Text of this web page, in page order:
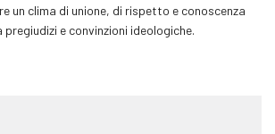
un clima di unione, di rispetto e conoscenza
e convinzioni ideologiche.